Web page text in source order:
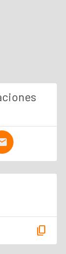
content_copy